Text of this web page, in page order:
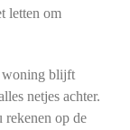
letten om
woning blijft
netjes achter.
op de